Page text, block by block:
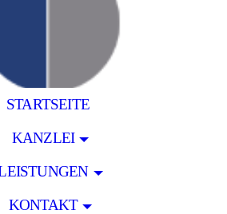
STARTSEITE
KANZLEI
KONTAKT